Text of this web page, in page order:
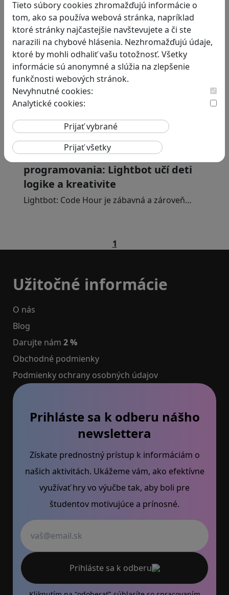
Tieto súbory cookies zhromažďujú informácie o
tom, ako sa používa webová stránka, napríklad
ktoré stránky najčastejšie navštevujete a či ste
narazili na chybové hlásenia. Nezhromažďujú údaje,
ktoré by mohli odhaliť vašu totožnosť. Všetky
informácie sú anonymné a slúžia na zlepšenie
funkčnosti webových stránok.
Nevyhnutné cookies:
Analytické cookies:
Construct 2 umožní deťom vytvoriť
hry bez znalosti programovania
Chceli by ste vaše deti oboznámiť s
programovaním…
Prvé kroky do sveta
programovania: Lightbot učí deti
logike a kreativite
Lightbot: Code Hour je zábavná a zároveň…
1
Užitočné informácie
O nás
Blog
Darujte nám 2 %
Obchodné podmienky
Podmienky ochrany osobných údajov
Prihláste sa k odberu nášho
newslettera
Získate prednostný prístup k informáciám o
našich aktivitách. Ukážeme vám, ako efektívne
využívať hry vo výučbe tak, aby boli pre
študentov motivujúce a prínosné.
Prihláste sa k odberu